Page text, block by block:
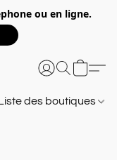
ou en ligne.
des boutiques